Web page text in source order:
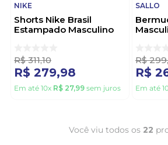
NIKE
Shorts Nike Brasil
Estampado Masculino
R$ 311,10
R$ 279,98
Em até 10x R$ 27,99 sem juros
SALLO
R$ 299,
R$
Em até
Você viu todos os 22